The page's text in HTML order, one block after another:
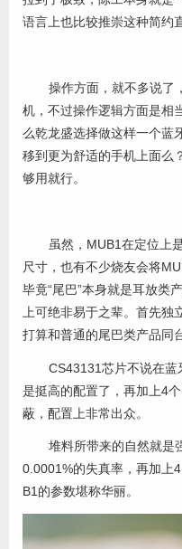
语言上也比较推崇这种简约
操作方面，就不多说了
机，不过操作逻辑方面是相
么乾龙盛选择做这样一个蓝
移到更为舒适的手机上面么
够用就行。
虽然，MUB1在定位上
尺寸，也有不少烧友会将
毕竟“尾巴”本身就是耳放类
上可绝非易于之辈。首先
打算和普通的尾巴类产品同
CS43131芯片不说在
是挺高的配置了，再加上4
蔽，配置上非常出众。
堆料所带来的自然就是
0.0001%的失真率，再加上
B1的参数堪称华丽。